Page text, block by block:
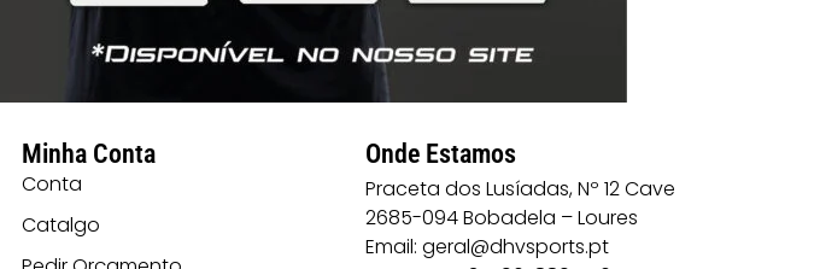
Minha Conta
Conta
Catalgo
Onde Estamos
Praceta dos Lusíadas, Nº 12 Cave
2685-094 Bobadela – Loures
Email: geral@dhvsports.pt